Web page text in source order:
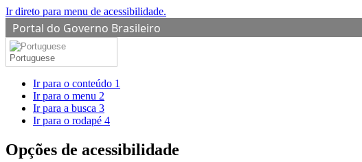
Ir direto para menu de acessibilidade.
Portal do Governo Brasileiro
Portuguese
Ir para o conteúdo 1
Ir para o menu 2
Ir para a busca 3
Ir para o rodapé 4
Opções de acessibilidade